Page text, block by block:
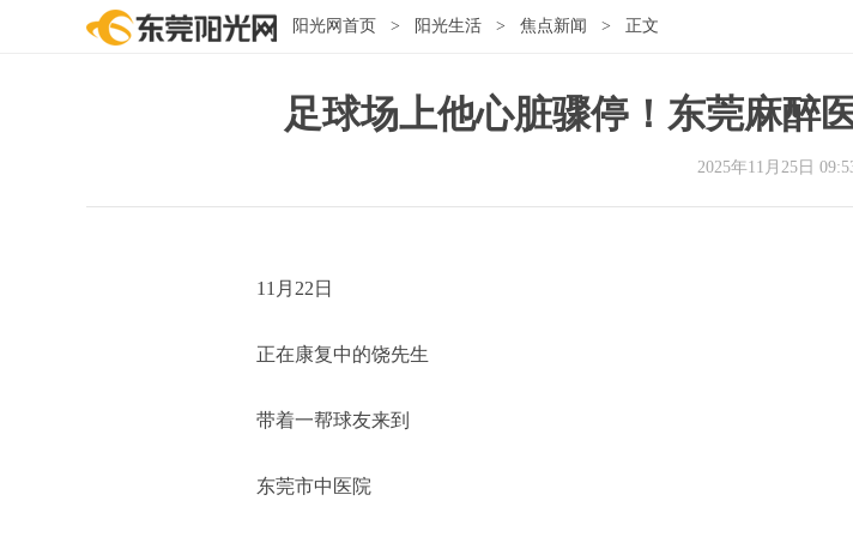
阳光网首页 > 阳光生活 > 焦点新闻 > 正文
足球场上他心脏骤停！东莞麻醉
2025年11月25日
11月22日
正在康复中的饶先生
带着一帮球友来到
东莞市中医院